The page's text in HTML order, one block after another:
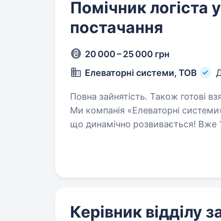
Помічник логіста
постачання
20 000 – 25 000 грн
Елеваторні системи, ТОВ
Повна зайнятість. Також готові
Ми компанія «Елеваторні
що динамічно розвивається!
Керівник відділу